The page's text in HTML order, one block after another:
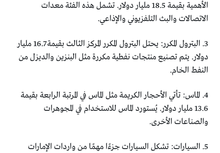
الأهمية بقيمة 18.5 مليار دولار. تشمل هذه الفئة معدات
الاتصالات والبث التلفزيوني والإذاعي.
3. البترول المكرر: يحتل البترول المكرر المركز الثالث بقيمة 16.7 مليار
دولار. يتم تصنيع منتجات نفطية مكررة مثل البنزين والديزل من
النفط الخام.
4. الماس: تأتي الأحجار الكريمة مثل الماس في المرتبة الرابعة بقيمة
13.6 مليار دولار. يُستورد الماس للاستخدام في المجوهرات
والصناعات الأخرى.
5. السيارات: تشكل السيارات جزءًا مهمًا من واردات الإمارات